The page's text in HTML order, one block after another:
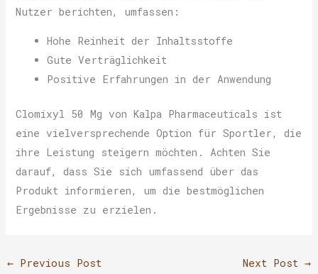
Nutzer berichten, umfassen:
Hohe Reinheit der Inhaltsstoffe
Gute Verträglichkeit
Positive Erfahrungen in der Anwendung
Clomixyl 50 Mg von Kalpa Pharmaceuticals ist
eine vielversprechende Option für Sportler, die
ihre Leistung steigern möchten. Achten Sie
darauf, dass Sie sich umfassend über das
Produkt informieren, um die bestmöglichen
Ergebnisse zu erzielen.
←Previous Post Next Post→